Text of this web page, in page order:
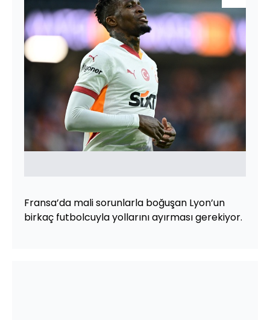
Fransa’da mali sorunlarla boğuşan Lyon’un
birkaç futbolcuyla yollarını ayırması gerekiyor.